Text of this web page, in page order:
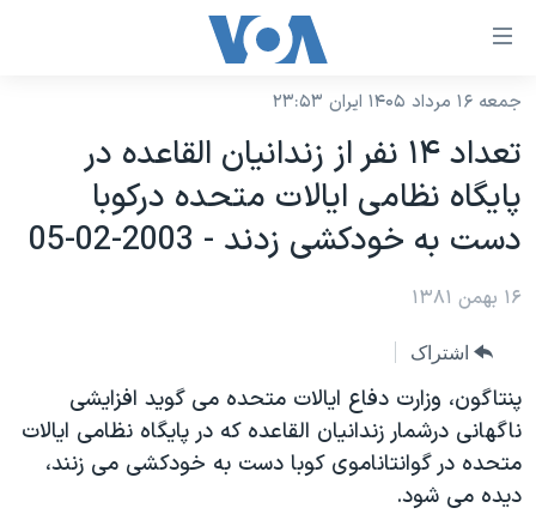
لینکهای
دسترسی
جهش
محتوای
اصلی
به
صفحه
جهش
به
جستجو
نسخه سبک وب‌سایت
موضوع ها
آمریکا
جهان
ورزشی
گزیده‌ها
ویژه برنامه‌ها
برنامه های تلویزیونی
جدول برنامه ها
صفحه‌های ویژه
جام جهانی ۲۰۲۶
عملیات خشم حماسی
۲۵۰سالگی آمریکا
فرکانس‌های صدای آمریکا
پخش رادیویی
یادگیری زبان انگلیسی
جمعه ۱۶ مرداد ۱۴۰۵ ایران ۲۳:۵۳
تعداد ۱۴ نفر از زندانيان القاعده در
پايگاه نظامی ايالات متحده درکوبا
دست به خودکشی زدند - 2003-02-05
۱۶ بهمن ۱۳۸۱
اشتراک
پنتاگون، وزارت دفاع ايالات متحده می گويد افزايشی
ناگهانی درشمار زندانيان القاعده که در پايگاه نظامی ايالات
متحده در گوانتاناموی کوبا دست به خودکشی می زنند،
ديده می شود.